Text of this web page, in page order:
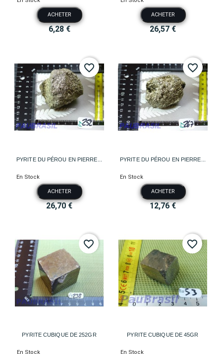
ACHETER
6,28 €
ACHETER
26,57 €
PYRITE DU PÉROU EN PIERRE...
En Stock
ACHETER
26,70 €
favorite_border
PYRITE DU PÉROU EN PIERRE...
En Stock
ACHETER
12,76 €
favorite_border
PYRITE CUBIQUE DE 252GR
En Stock
favorite_border
PYRITE CUBIQUE DE 45GR
En Stock
favorite_border